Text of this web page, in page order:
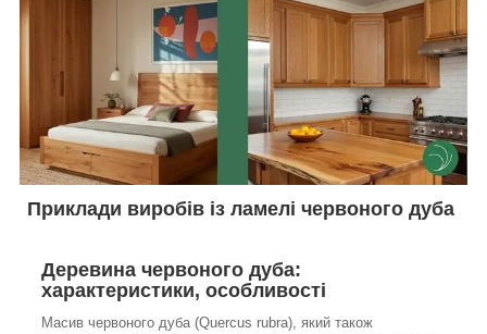
Деревина червоного дуба:
характеристики, особливості
Масив червоного дуба (Quercus rubra), який також
Приклади виробів із ламелі червоного дуба